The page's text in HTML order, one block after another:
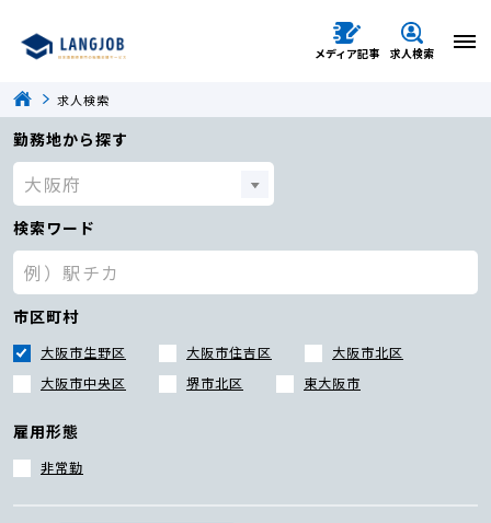
メディア記事 求人検索
求人検索
勤務地から探す
検索ワード
市区町村
大阪市生野区 大阪市住吉区
大阪市北区
大阪市中央区
堺市北区 東大阪市
雇用形態
非常勤